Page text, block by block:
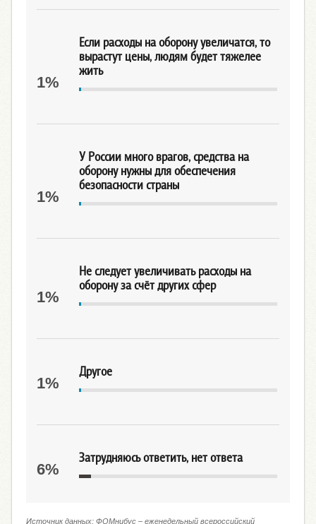
Если расходы на оборону увеличатся, то
вырастут цены, людям будет тяжелее
жить
1%
У России много врагов, средства на
оборону нужны для обеспечения
безопасности страны
1%
Не следует увеличивать расходы на
оборону за счёт других сфер
1%
Другое
1%
Затрудняюсь ответить, нет ответа
6%
Источник данных: ФОМнибус – еженедельный всероссийский